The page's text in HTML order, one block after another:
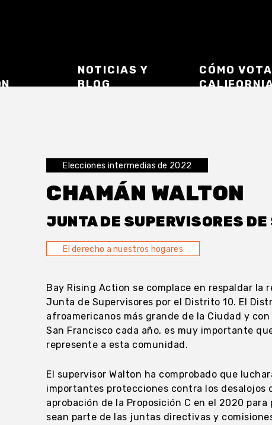
NOTICIAS Y
BLOG
CÓMO
Elecciones intermedias de 2022
CHAMÁN WALTON
JUNTA DE SUPERVISORES
El derecho a nuestros hogares
Bay Rising Action se complace en respaldar la
Junta de Supervisores por el Distrito 10. El
afroamericanos más grande de la Ciudad y
San Francisco cada año, es muy importante
represente a esta comunidad.
El supervisor Walton ha comprobado que
importantes protecciones contra los desalojos
aprobación de la Proposición C en el 2020
sean parte de las juntas directivas y